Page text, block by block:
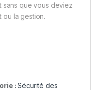
sans que vous deviez
ou la gestion.
:Sécurité des